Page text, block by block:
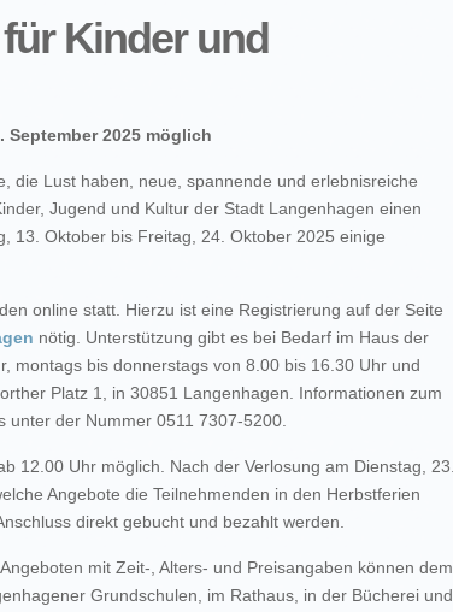
Kinder und
2025 möglich
die Lust haben, neue, spannende und erlebnisreiche
Jugend und Kultur der Stadt Langenhagen einen
13. Oktober bis Freitag, 24. Oktober 2025 einige
online statt. Hierzu ist eine Registrierung auf der Seite
nötig. Unterstützung gibt es bei Bedarf im Haus der
montags bis donnerstags von 8.00 bis 16.30 Uhr und
Platz 1, in 30851 Langenhagen. Informationen zum
der Nummer 0511 7307-5200.
12.00 Uhr möglich. Nach der Verlosung am Dienstag, 23.
Angebote die Teilnehmenden in den Herbstferien
direkt gebucht und bezahlt werden.
mit Zeit-, Alters- und Preisangaben können dem
Grundschulen, im Rathaus, in der Bücherei und